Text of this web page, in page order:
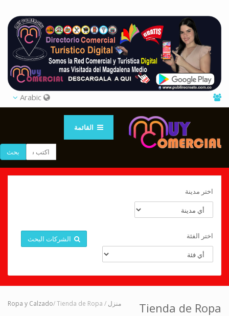
القائمة
بحث
اختر مدينة
اختر الفئة الشركات البحث
Tienda de Ropa منزل /
Ropa y Calzado/ Tienda de Ropa